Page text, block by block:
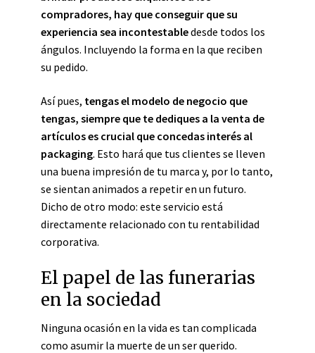
compradores, hay que conseguir que su
experiencia sea incontestabledesde todos los
ángulos. Incluyendo la forma en la que reciben
su pedido.
Así pues, tengas el modelo de negocio que
tengas, siempre que te dediques a la venta de
artículos es crucial que concedas interés al
packaging. Esto hará que tus clientes se lleven
una buena impresión de tu marca y, por lo tanto,
se sientan animados a repetir en un futuro.
Dicho de otro modo: este servicio está
directamente relacionado con tu rentabilidad
corporativa.
El papel de las funerarias
en la sociedad
Ninguna ocasión en la vida es tan complicada
como asumir la muerte de un ser querido.